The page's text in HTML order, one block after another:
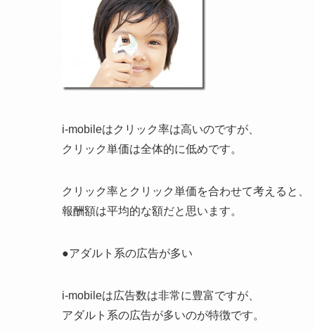
i-mobileはクリック率は高いのですが、
クリック単価は全体的に低めです。
クリック率とクリック単価を合わせて考えると、
報酬額は平均的な額だと思います。
●アダルト系の広告が多い
i-mobileは広告数は非常に豊富ですが、
アダルト系の広告が多いのが特徴です。